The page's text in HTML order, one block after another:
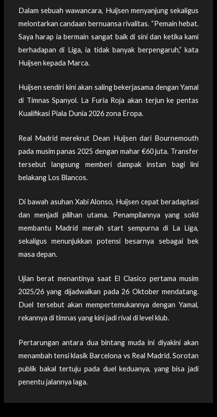
Dalam sebuah wawancara, Huijsen menyanjung sekaligus
melontarkan candaan bernuansa rivalitas. “Pemain hebat.
Saya harap ia bermain sangat baik di sini dan ketika kami
berhadapan di Liga, ia tidak banyak berpengaruh,” kata
Huijsen kepada Marca.
Huijsen sendiri kini akan saling bekerjasama dengan Yamal
di Timnas Spanyol. La Furia Roja akan terjun ke pentas
Kualifikasi Piala Dunia 2026 zona Eropa.
Real Madrid merekrut Dean Huijsen dari Bournemouth
pada musim panas 2025 dengan mahar €60 juta. Transfer
tersebut langsung memberi dampak instan bagi lini
belakang Los Blancos.
Di bawah asuhan Xabi Alonso, Huijsen cepat beradaptasi
dan menjadi pilihan utama. Penampilannya yang solid
membantu Madrid meraih start sempurna di La Liga,
sekaligus menunjukkan potensi besarnya sebagai bek
masa depan.
Ujian berat menantinya saat El Clasico pertama musim
2025/26 yang dijadwalkan pada 26 Oktober mendatang.
Duel tersebut akan mempertemukannya dengan Yamal,
rekannya di timnas yang kini jadi rival di level klub.
Pertarungan antara dua bintang muda ini diyakini akan
menambah tensi klasik Barcelona vs Real Madrid. Sorotan
publik bakal tertuju pada duel keduanya, yang bisa jadi
penentu jalannya laga.